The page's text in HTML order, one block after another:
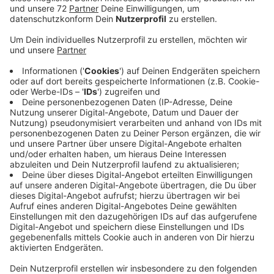
Die Brücke und die angrenzende Landstraße in
Richtung Münster sind für drei Wochen lang gesperrt.
Arbeiter schließen die neue Brücke, die gerade schon
neben der alten Brücke parkt, provisorisch an den
Kappenberger Damm an. Hier sollen dann künftig die
Autofahrer entlangfahren, damit die alte Brücke
abgerissen werden kann. Das ist für Januar
vorgesehen. Ende kommenden Jahres soll die neue
Brücke dann an den Platz der alten rücken, dafür ist
der Abschnitt dann erstmal wieder gesperrt. Aber
schauen wir erstmal auf heute: Autofahrer weichen
über eine großräumige Umleitung über Senden aus.
Fußgänger und Radfahrer müssen einen kleinen
Umweg über benachbarte Kanalbrücken in Kauf
nehmen. Busse fahren zudem einige Haltestellen nicht